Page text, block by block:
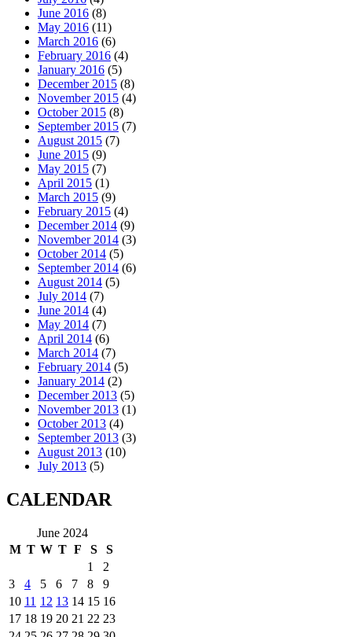
June 2016 (8)
May 2016 (11)
March 2016 (6)
February 2016 (4)
January 2016 (5)
December 2015 (8)
November 2015 (4)
October 2015 (8)
September 2015 (7)
August 2015 (7)
June 2015 (9)
May 2015 (7)
April 2015 (1)
March 2015 (9)
February 2015 (4)
December 2014 (9)
November 2014 (3)
October 2014 (5)
September 2014 (6)
August 2014 (5)
July 2014 (7)
June 2014 (4)
May 2014 (7)
April 2014 (6)
March 2014 (7)
February 2014 (5)
January 2014 (2)
December 2013 (5)
November 2013 (1)
October 2013 (4)
September 2013 (3)
August 2013 (10)
July 2013 (5)
CALENDAR
June 2024
M T W T F S
S
1
2
3
4 5 6 7 8
9
10 11 12 13 14 15 16
17 18 19 20 21 22 23